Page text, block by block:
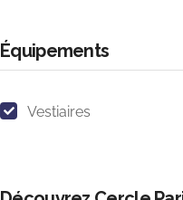
Équipements
Vestiaires